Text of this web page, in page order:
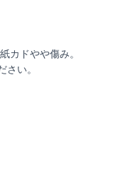
カドやや傷み。
い。